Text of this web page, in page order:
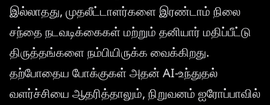
இல்லாதது, முதலீட்டாளர்களை இரண்டாம் நிலை
சந்தை நடவடிக்கைகள் மற்றும் தனியார் மதிப்பீட்டு
திருத்தங்களை நம்பியிருக்க வைக்கிறது.
தற்போதைய போக்குகள் அதன் AI-உந்துதல்
வளர்ச்சியை ஆதரித்தாலும், நிறுவனம் ஐரோப்பாவில்